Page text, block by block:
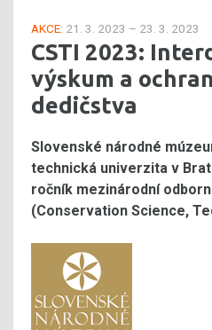
AKCE: 21. 3. 2023 – 23. 3. 2023
CSTI 2023:
výskum a
dedičstva
Slovenské národné
technická univerzita v
ročník mezinárodní
(Conservation Science,